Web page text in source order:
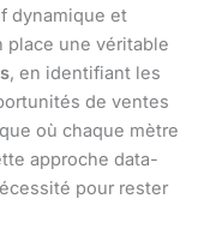
dynamique et
place une véritable
, en identifiant les
de ventes
où chaque mètre
approche data-
pour rester